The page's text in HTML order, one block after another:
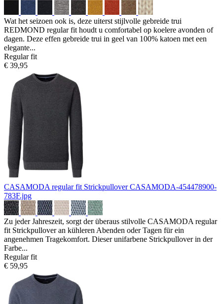
Wat het seizoen ook is, deze uiterst stijlvolle gebreide trui
REDMOND regular fit houdt u comfortabel op koelere avonden of
dagen. Deze effen gebreide trui in geel van 100% katoen met een
elegante...
Regular fit
€ 39,95
CASAMODA regular fit StrickpulloverCASAMODA-454478900-
783F.jpg
Zu jeder Jahreszeit, sorgt der überaus stilvolle CASAMODA regular
fit Strickpullover an kühleren Abenden oder Tagen für ein
angenehmen Tragekomfort. Dieser unifarbene Strickpullover in der
Farbe...
Regular fit
€ 59,95